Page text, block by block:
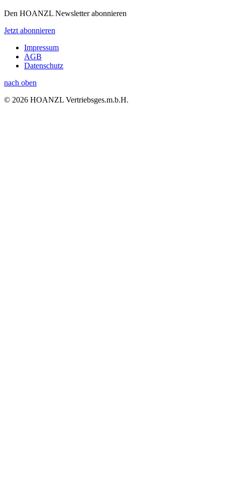
Den HOANZL Newsletter abonnieren
Jetzt abonnieren
Impressum
AGB
Datenschutz
nach oben
© 2026 HOANZL Vertriebsges.m.b.H.